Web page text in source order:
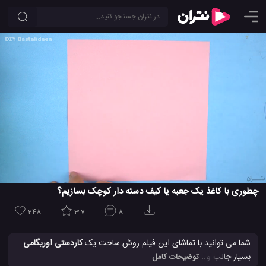
چطوری با کاغذ یک جعبه یا کیف دسته دار کوچک بسازیم؟
248 3.7 8
شما می توانید با تماشای این فیلم روش ساخت یککاردستی اوریگامی
بسیار جالب و دوست داشتنی را یاد بگیرید. این ها کیسه های کاغذی
... توضیحات کامل